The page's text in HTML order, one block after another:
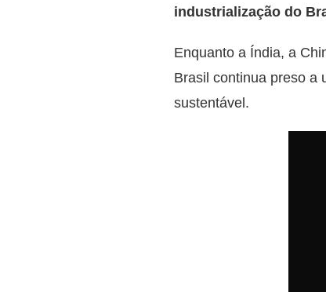
industrialização do
Enquanto a Índia, a
Brasil continua preso a
sustentável.